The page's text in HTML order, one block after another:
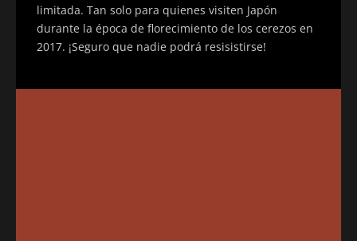
limitada. Tan solo para quienes visiten Japón
durante la época de florecimiento de los cerezos en
2017. ¡Seguro que nadie podrá resisistirse!